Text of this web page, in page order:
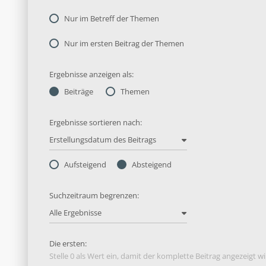
Nur im Betreff der Themen
Nur im ersten Beitrag der Themen
Ergebnisse anzeigen als:
Beiträge
Themen
Ergebnisse sortieren nach:
Erstellungsdatum des Beitrags
Aufsteigend Absteigend
Suchzeitraum begrenzen:
Alle Ergebnisse
Die ersten:
Stelle 0 als Wert ein, damit der komplette Beitrag angezeigt